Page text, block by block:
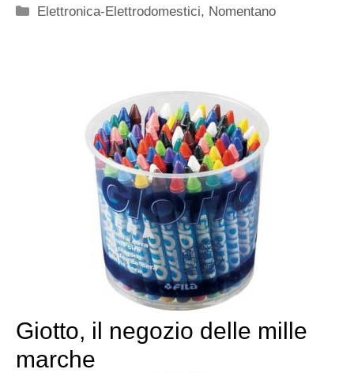
Categorie
Elettronica-Elettrodomestici, Nomentano
Giotto, il negozio delle mille
marche